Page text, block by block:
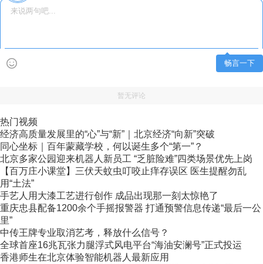
畅言一下
暂无评论
热门视频
经济高质量发展里的“心”与“新”｜北京经济“向新”突破
同心坐标｜百年蒙藏学校，何以诞生多个“第一”？
北京多家公园迎来机器人新员工 “乏脏险难”四类场景优先上岗
【百万庄小课堂】三伏天蚊虫叮咬止痒存误区 医生提醒勿乱
用“土法”
手艺人用大漆工艺进行创作 成品出现那一刻太惊艳了
重庆忠县配备1200余个手摇报警器 打通预警信息传递“最后一公
里”
中传王牌专业取消艺考，释放什么信号？
全球首座16兆瓦张力腿浮式风电平台“海油安澜号”正式投运
香港师生在北京体验智能机器人最新应用